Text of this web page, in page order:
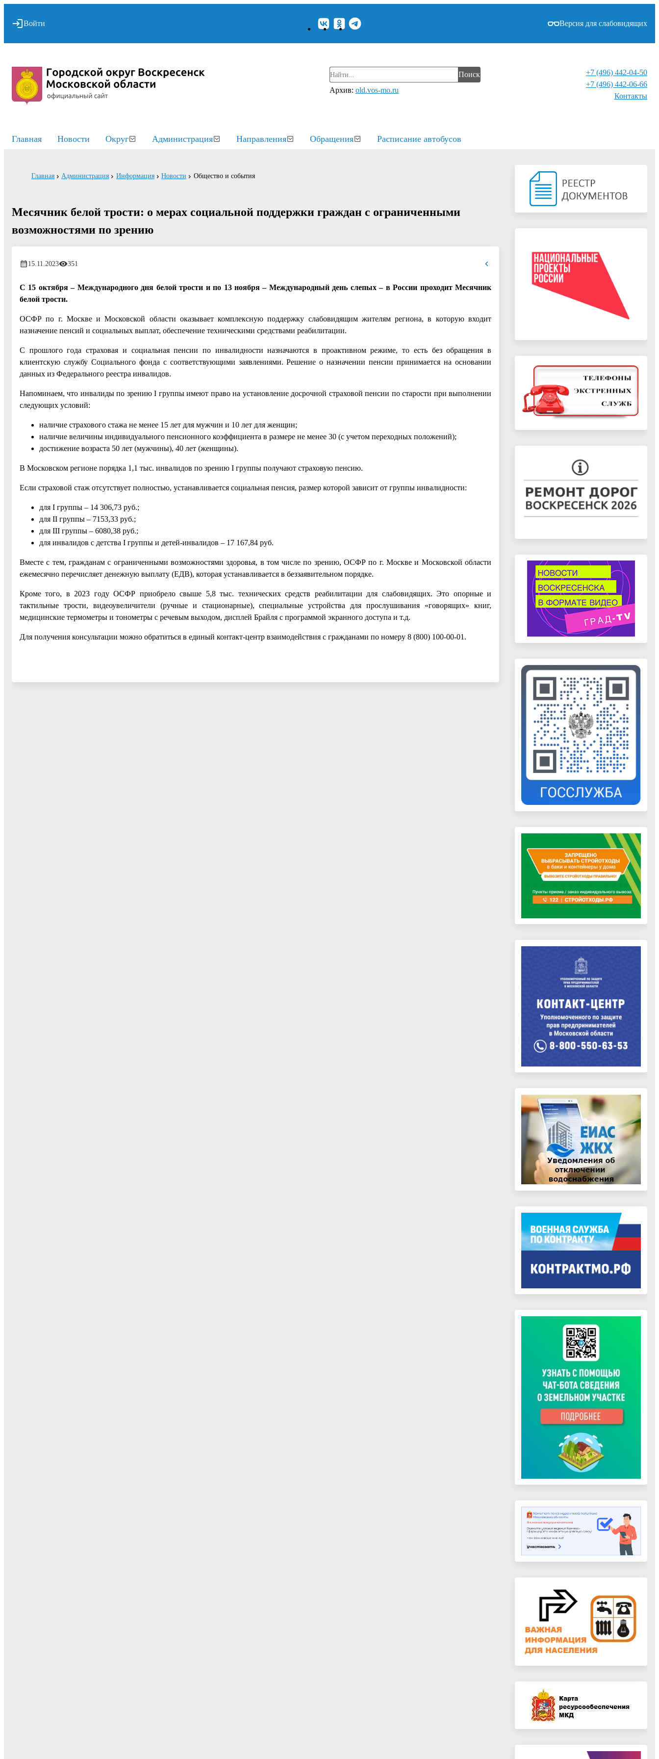
Войти Версия для слабовидящих
Поиск
Архив: old.vos-mo.ru
+7 (496) 442-04-50
+7 (496) 442-06-66
Контакты⁠
Главная Новости Округ Администрация Направления Обращения Расписание автобусов
Главная Администрация Информация Новости Общество и события
Месячник белой трости: о мерах социальной поддержки граждан с ограниченными
возможностями по зрению
15.11.2023 351
С 15 октября – Международного дня белой трости и по 13 ноября – Международный день слепых – в России проходит Месячник
белой трости.
ОСФР по г. Москве и Московской области оказывает комплексную поддержку слабовидящим жителям региона, в которую входит
назначение пенсий и социальных выплат, обеспечение техническими средствами реабилитации.
С прошлого года страховая и социальная пенсии по инвалидности назначаются в проактивном режиме, то есть без обращения в
клиентскую службу Социального фонда с соответствующими заявлениями. Решение о назначении пенсии принимается на основании
данных из Федерального реестра инвалидов.
Напоминаем, что инвалиды по зрению I группы имеют право на установление досрочной страховой пенсии по старости при выполнении
следующих условий:
наличие страхового стажа не менее 15 лет для мужчин и 10 лет для женщин;
наличие величины индивидуального пенсионного коэффициента в размере не менее 30 (с учетом переходных положений);
достижение возраста 50 лет (мужчины), 40 лет (женщины).
В Московском регионе порядка 1,1 тыс. инвалидов по зрению I группы получают страховую пенсию.
Если страховой стаж отсутствует полностью, устанавливается социальная пенсия, размер которой зависит от группы инвалидности:
для I группы – 14 306,73 руб.;
для II группы – 7153,33 руб.;
для III группы – 6080,38 руб.;
для инвалидов с детства I группы и детей-инвалидов – 17 167,84 руб.
Вместе с тем, гражданам с ограниченными возможностями здоровья, в том числе по зрению, ОСФР по г. Москве и Московской области
ежемесячно перечисляет денежную выплату (ЕДВ), которая устанавливается в беззаявительном порядке.
Кроме того, в 2023 году ОСФР приобрело свыше 5,8 тыс. технических средств реабилитации для слабовидящих. Это опорные и
тактильные трости, видеоувеличители (ручные и стационарные), специальные устройства для прослушивания «говорящих» книг,
медицинские термометры и тонометры с речевым выходом, дисплей Брайля с программой экранного доступа и т.д.
Для получения консультации можно обратиться в единый контакт-центр взаимодействия с гражданами по номеру 8 (800) 100-00-01.